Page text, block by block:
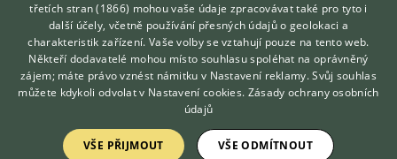
Kontakt
Možnosti zvýraznění inzerátů
Podmínky užití
Zpracování osobních údajů
Přihlášení
Registrace
Hledáte zvířecího kamaráda?
Zdarma vám poradí
VETERINÁŘ ONLINE
KONZULTOVAT S
VETERINÁŘEM
třetích stran (1866) mohou vaše údaje zpracovávat také pro tyto i
další účely, včetně používání přesných údajů o geolokaci a
charakteristik zařízení. Vaše volby se vztahují pouze na tento web.
Někteří dodavatelé mohou místo souhlasu spoléhat na oprávněný
zájem; máte právo vznést námitku v Nastavení reklamy. Svůj souhlas
můžete kdykoli odvolat v Nastavení cookies. Zásady ochrany osobních
údajů
VŠE PŘIJMOUT VŠE ODMÍTNOUT